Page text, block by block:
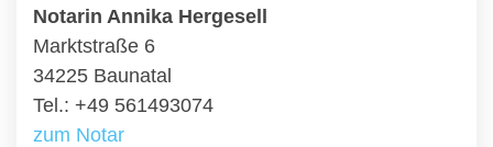
Notarin Annika Hergesell
Marktstraße 6
34225 Baunatal
Tel.: +49 561493074
zum Notar